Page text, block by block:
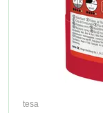
tesa